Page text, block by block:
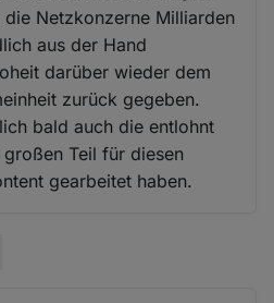
Netzkonzerne Milliarden
aus der Hand
darüber wieder dem
zurück gegeben.
bald auch die entlohnt
Teil für diesen
gearbeitet haben.